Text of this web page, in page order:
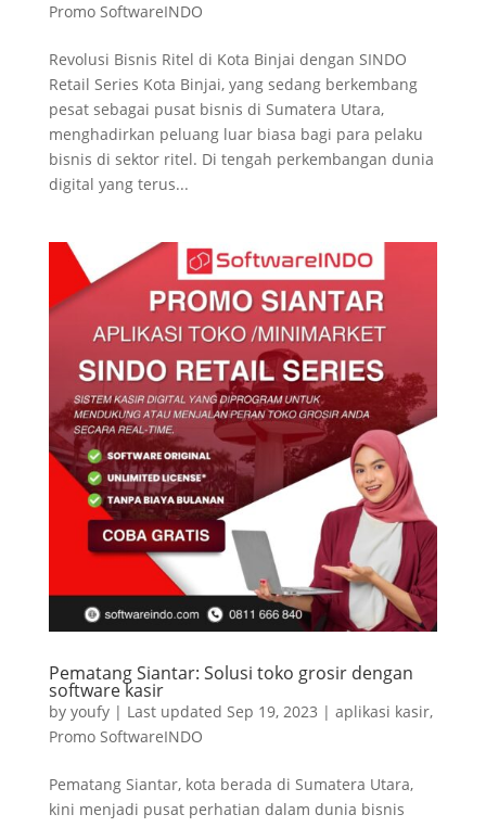
Promo SoftwareINDO
Revolusi Bisnis Ritel di Kota Binjai dengan SINDO
Retail Series Kota Binjai, yang sedang berkembang
pesat sebagai pusat bisnis di Sumatera Utara,
menghadirkan peluang luar biasa bagi para pelaku
bisnis di sektor ritel. Di tengah perkembangan dunia
digital yang terus...
Pematang Siantar: Solusi toko grosir dengan
software kasir
by youfy| Last updated Sep 19, 2023 | aplikasi kasir,
Promo SoftwareINDO
Pematang Siantar, kota berada di Sumatera Utara,
kini menjadi pusat perhatian dalam dunia bisnis